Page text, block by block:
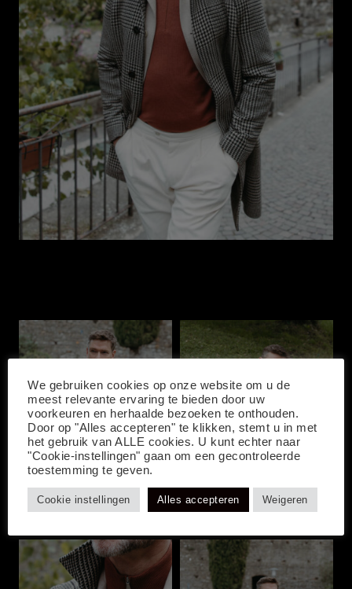
We gebruiken cookies op onze website om u de
meest relevante ervaring te bieden door uw
voorkeuren en herhaalde bezoeken te onthouden.
Door op "Alles accepteren" te klikken, stemt u in met
het gebruik van ALLE cookies. U kunt echter naar
"Cookie-instellingen" gaan om een gecontroleerde
toestemming te geven.
Cookie instellingen Alles accepteren Weigeren